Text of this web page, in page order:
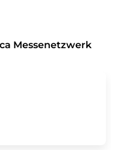
Messenetzwerk